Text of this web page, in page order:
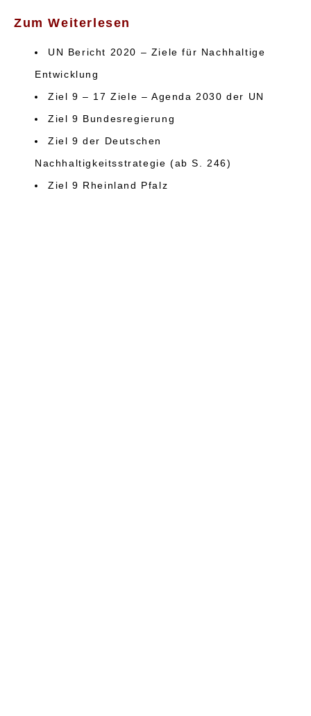
Zum Weiterlesen
UN Bericht 2020 – Ziele für Nachhaltige
Entwicklung
Ziel 9 – 17 Ziele – Agenda 2030 der UN
Ziel 9 Bundesregierung
Ziel 9 der Deutschen
Nachhaltigkeitsstrategie (ab S. 246)
Ziel 9 Rheinland Pfalz